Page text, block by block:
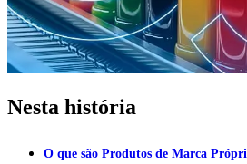
Nesta história
O que são Produtos de Marca